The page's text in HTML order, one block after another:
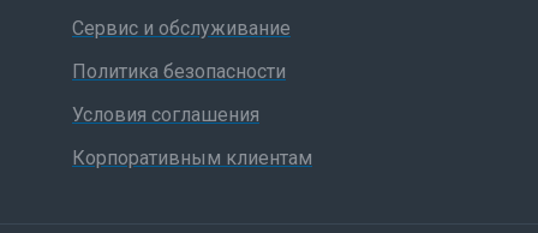
Сервис и обслуживание
Политика безопасности
Условия соглашения
Корпоративным клиентам